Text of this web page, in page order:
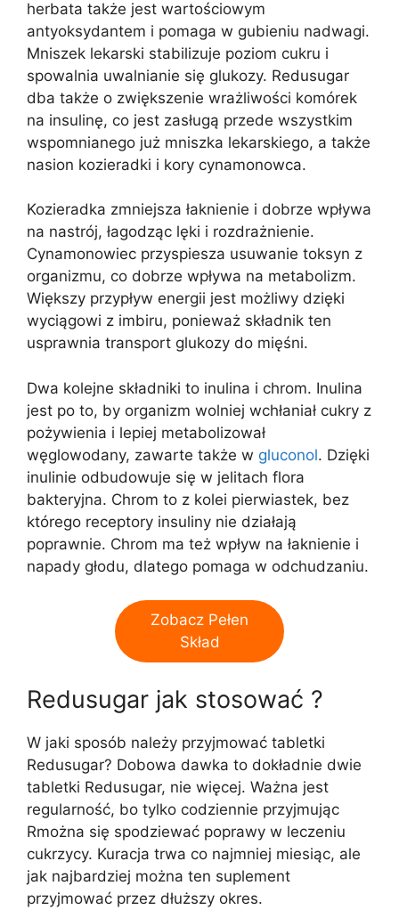
herbata także jest wartościowym
antyoksydantem i pomaga w gubieniu nadwagi.
Mniszek lekarski stabilizuje poziom cukru i
spowalnia uwalnianie się glukozy. Redusugar
dba także o zwiększenie wrażliwości komórek
na insulinę, co jest zasługą przede wszystkim
wspomnianego już mniszka lekarskiego, a także
nasion kozieradki i kory cynamonowca.
Kozieradka zmniejsza łaknienie i dobrze wpływa
na nastrój, łagodząc lęki i rozdrażnienie.
Cynamonowiec przyspiesza usuwanie toksyn z
organizmu, co dobrze wpływa na metabolizm.
Większy przypływ energii jest możliwy dzięki
wyciągowi z imbiru, ponieważ składnik ten
usprawnia transport glukozy do mięśni.
Dwa kolejne składniki to inulina i chrom. Inulina
jest po to, by organizm wolniej wchłaniał cukry z
pożywienia i lepiej metabolizował
węglowodany, zawarte także w gluconol. Dzięki
inulinie odbudowuje się w jelitach flora
bakteryjna. Chrom to z kolei pierwiastek, bez
którego receptory insuliny nie działają
poprawnie. Chrom ma też wpływ na łaknienie i
napady głodu, dlatego pomaga w odchudzaniu.
Zobacz Pełen
Skład
Redusugar jak stosować ?
W jaki sposób należy przyjmować tabletki
Redusugar? Dobowa dawka to dokładnie dwie
tabletki Redusugar, nie więcej. Ważna jest
regularność, bo tylko codziennie przyjmując
Rmożna się spodziewać poprawy w leczeniu
cukrzycy. Kuracja trwa co najmniej miesiąc, ale
jak najbardziej można ten suplement
przyjmować przez dłuższy okres.